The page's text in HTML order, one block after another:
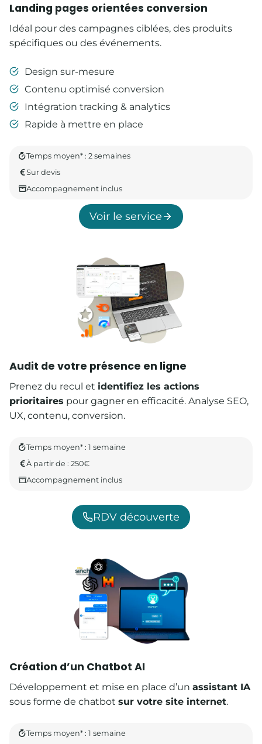
Landing pages orientées conversion
Idéal pour des campagnes ciblées, des produits
spécifiques ou des événements.
Design sur-mesure
Contenu optimisé conversion
Intégration tracking & analytics
Rapide à mettre en place
Temps moyen* : 2 semaines
Sur devis
Accompagnement inclus
Voir le service
Audit de votre présence en ligne
Prenez du recul et identifiez les actions
prioritaires pour gagner en efficacité. Analyse SEO,
UX, contenu, conversion.
Temps moyen* : 1 semaine
À partir de : 250€
Accompagnement inclus
RDV découverte
Création d’un Chatbot AI
Développement et mise en place d’un assistant IA
sous forme de chatbot sur votre site internet.
Temps moyen* : 1 semaine